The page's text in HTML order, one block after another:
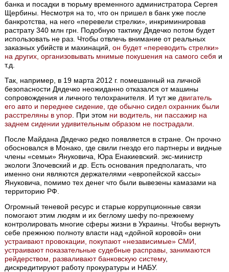
банка и посадки в тюрьму временного администратора Сергея
Щербины. Несмотря на то, что он пришел в банк уже после
банкротства, на него «перевели стрелки», инкриминировав
растрату 340 млн грн. Подобную тактику Дядечко потом будет
использовать не раз. Чтобы отвлечь внимание от реальных
заказных убийств и махинаций,он будет «переводить стрелки»
на других, организовывать мнимые покушения на самого себя и
т.д.
Так, например, в 19 марта 2012 г. помешанный на личной
безопасности Дядечко неожиданно отказался от машины
сопровождения и личного телохранителя. И тут же двигатель
его авто и переднее сидение, где обычно сидел охранник были
расстреляны в упор . При этом ни водитель, ни пассажир на
заднем сидении удивительным образом не пострадали
После Майдана Дядечко редко появляется в стране. Он прочно
обосновался в Монако, где свили гнездо его партнеры и видные
члены «семьи» Януковича, Юра Енакиевский. экс-министр
экологи Злочевский и др. Есть основания предполагать, что
именно они являются держателями «европейской кассы»
Януковича, помимо тех денег что были вывезены камазами на
территорию РФ.
Огромный теневой ресурс и старые коррупционные связи
помогают этим людям и их беглому шефу по-прежнему
контролировать многие сферы жизни в Украины. Чтобы вернуть
себе прежнюю полноту власти над «дойной коровой» они
устраивают провокации, покупают «независимые» СМИ,
устраивают показательные судебные расправы, занимаются
рейдерством, разваливают банковскую систему,
дискредитируют работу прокуратуры и НАБУ.